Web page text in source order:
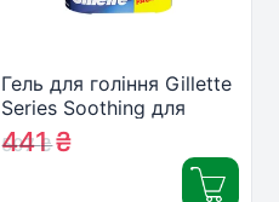
Гель для гоління Gillette
Series Soothing для
чутливої шкіри з алое
вера 200 мл + 200 мл
507₴
441₴